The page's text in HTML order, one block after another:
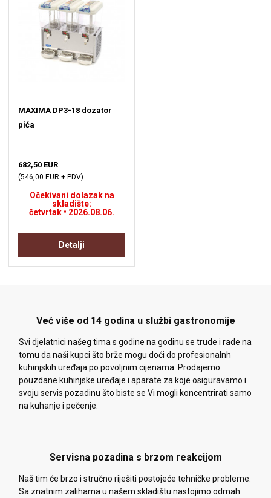
MAXIMA DP3-18 dozator
pića
682,50 EUR
(546,00 EUR + PDV)
Očekivani dolazak na
skladište:
četvrtak • 2026.08.06.
Detalji
Već više od 14 godina u službi gastronomije
Svi djelatnici našeg tima s godine na godinu se trude i rade na
tomu da naši kupci što brže mogu doći do profesionalnh
kuhinjskih uređaja po povoljnim cijenama. Prodajemo
pouzdane kuhinjske uređaje i aparate za koje osiguravamo i
svoju servis pozadinu što biste se Vi mogli koncentrirati samo
na kuhanje i pečenje.
Servisna pozadina s brzom reakcijom
Naš tim će brzo i stručno riješiti postojeće tehničke probleme.
Sa znatnim zalihama u našem skladištu nastojimo odmah